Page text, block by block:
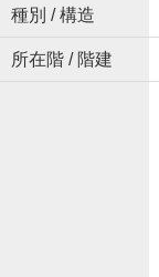
種別 / 構造
所在階 / 階建